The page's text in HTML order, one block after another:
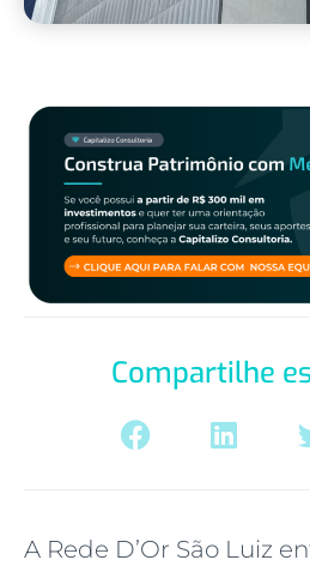
Compartilhe
A Rede D’Or São Luiz